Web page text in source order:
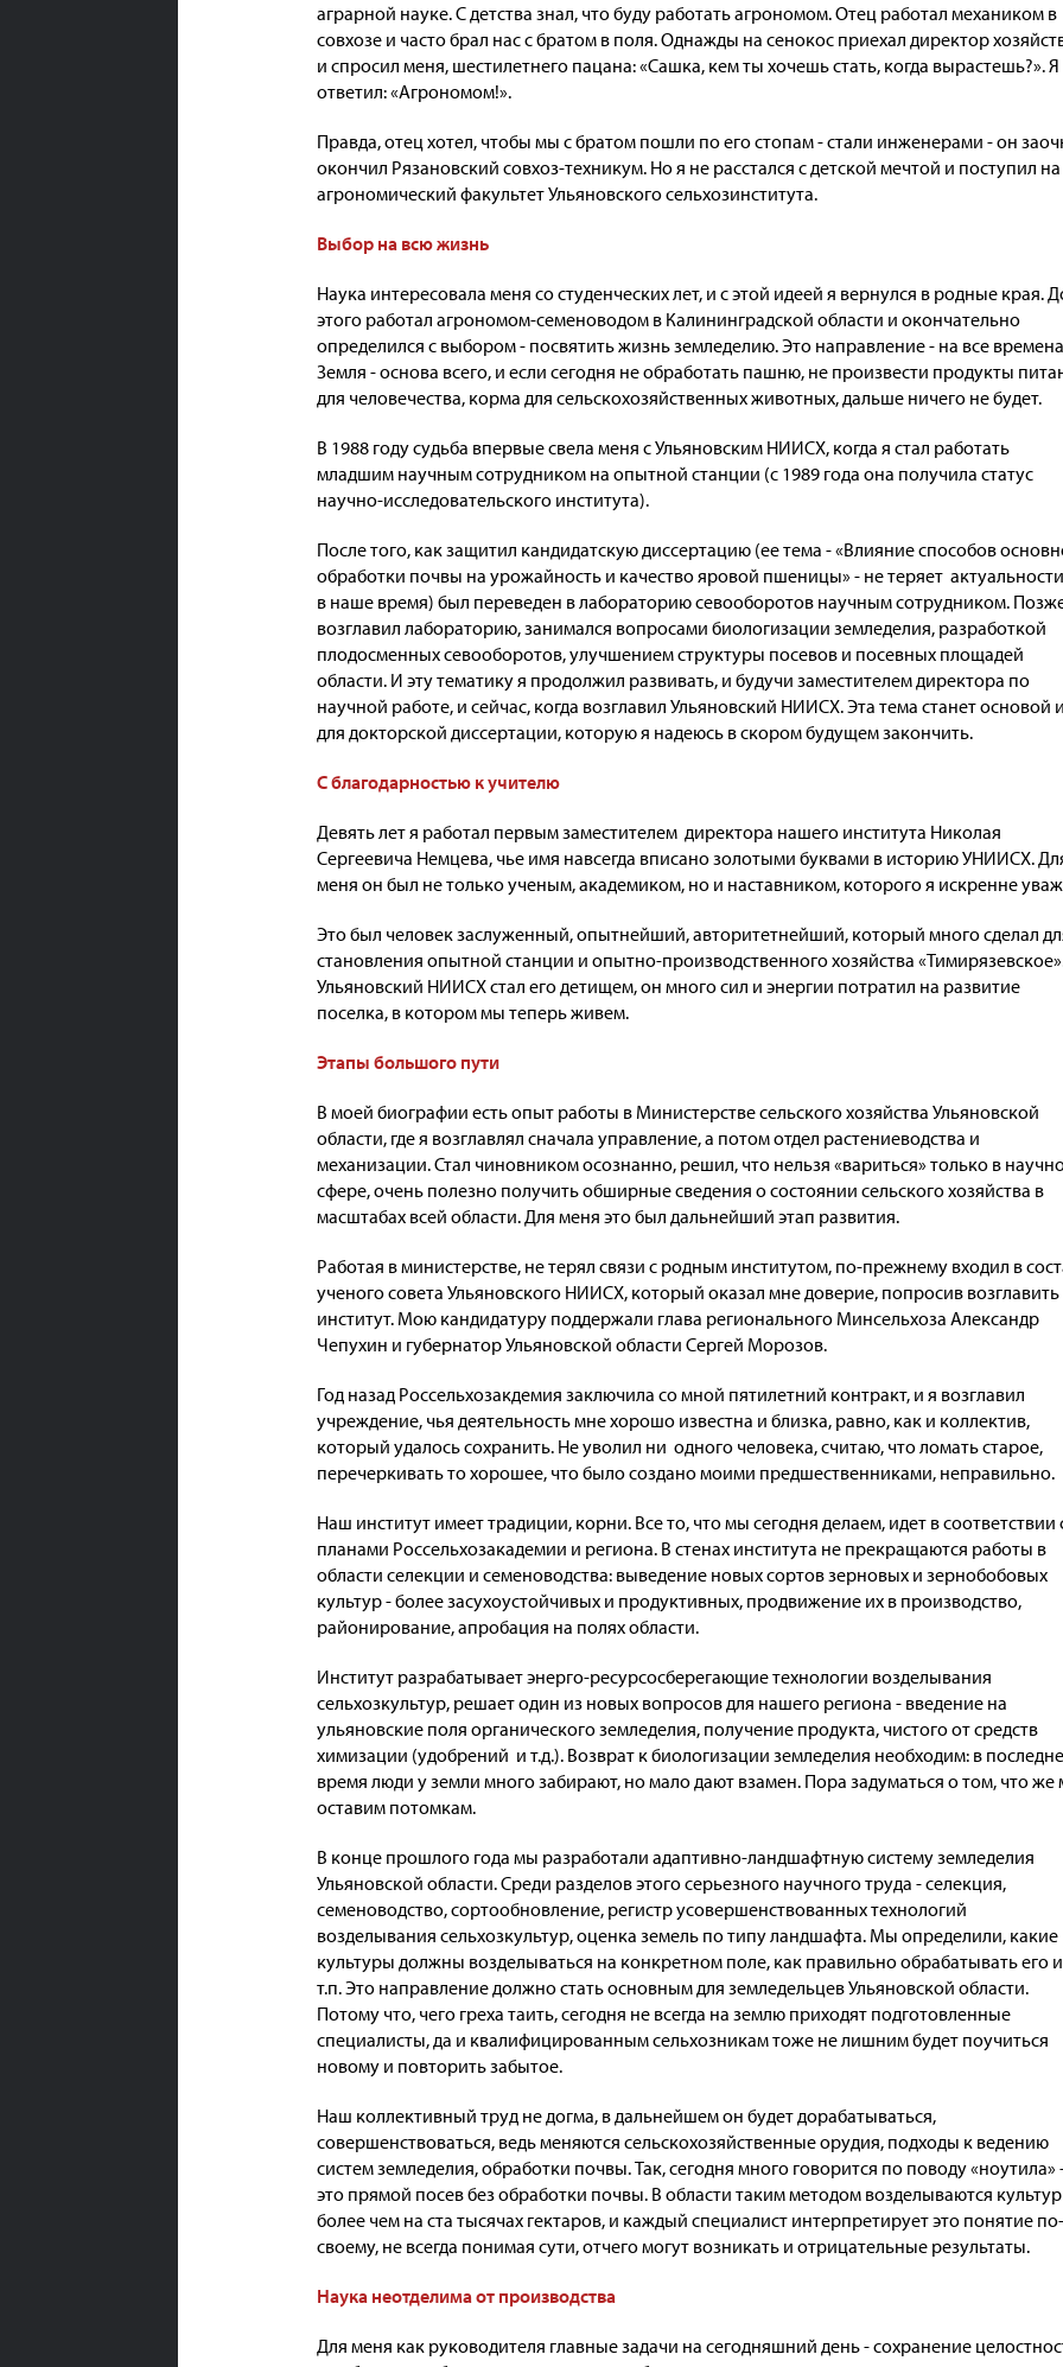
аграрной науке. С детства знал, что буду работать агрономом. Отец работал механиком в
совхозе и часто брал нас с братом в поля. Однажды на сенокос приехал директор
и спросил меня, шестилетнего пацана: «Сашка, кем ты хочешь стать, когда вырастешь?». Я
ответил: «Агрономом!».
Правда, отец хотел, чтобы мы с братом пошли по его стопам - стали инженерами - он
окончил Рязановский совхоз-техникум. Но я не расстался с детской мечтой и поступил на
агрономический факультет Ульяновского сельхозинститута.
Выбор на всю жизнь
Наука интересовала меня со студенческих лет, и с этой идеей я вернулся в родные края.
этого работал агрономом-семеноводом в Калининградской области и окончательно
определился с выбором - посвятить жизнь земледелию. Это направление - на все
Земля - основа всего, и если сегодня не обработать пашню, не произвести продукты
для человечества, корма для сельскохозяйственных животных, дальше ничего не будет.
В 1988 году судьба впервые свела меня с Ульяновским НИИСХ, когда я стал работать
младшим научным сотрудником на опытной станции (с 1989 года она получила статус
научно-исследовательского института).
После того, как защитил кандидатскую диссертацию (ее тема - «Влияние способов
обработки почвы на урожайность и качество яровой пшеницы» - не теряет
в наше время) был переведен в лабораторию севооборотов научным сотрудником.
возглавил лабораторию, занимался вопросами биологизации земледелия, разработкой
плодосменных севооборотов, улучшением структуры посевов и посевных площадей
области. И эту тематику я продолжил развивать, и будучи заместителем директора по
научной работе, и сейчас, когда возглавил Ульяновский НИИСХ. Эта тема станет основой
для докторской диссертации, которую я надеюсь в скором будущем закончить.
С благодарностью к учителю
Девять лет я работал первым заместителем директора нашего института Николая
Сергеевича Немцева, чье имя навсегда вписано золотыми буквами в историю УНИИСХ.
меня он был не только ученым, академиком, но и наставником, которого я искренне
Это был человек заслуженный, опытнейший, авторитетнейший, который много сделал
становления опытной станции и опытно-производственного хозяйства
Ульяновский НИИСХ стал его детищем, он много сил и энергии потратил на развитие
поселка, в котором мы теперь живем.
Этапы большого пути
В моей биографии есть опыт работы в Министерстве сельского хозяйства Ульяновской
области, где я возглавлял сначала управление, а потом отдел растениеводства и
механизации. Стал чиновником осознанно, решил, что нельзя «вариться» только в
сфере, очень полезно получить обширные сведения о состоянии сельского хозяйства в
масштабах всей области. Для меня это был дальнейший этап развития.
Работая в министерстве, не терял связи с родным институтом, по-прежнему входил в
ученого совета Ульяновского НИИСХ, который оказал мне доверие, попросив возглавить
институт. Мою кандидатуру поддержали глава регионального Минсельхоза Александр
Чепухин и губернатор Ульяновской области Сергей Морозов.
Год назад Россельхозакдемия заключила со мной пятилетний контракт, и я возглавил
учреждение, чья деятельность мне хорошо известна и близка, равно, как и коллектив,
который удалось сохранить. Не уволил ни одного человека, считаю, что ломать старое,
перечеркивать то хорошее, что было создано моими предшественниками, неправильно.
Наш институт имеет традиции, корни. Все то, что мы сегодня делаем, идет в соответствии
планами Россельхозакадемии и региона. В стенах института не прекращаются работы в
области селекции и семеноводства: выведение новых сортов зерновых и зернобобовых
культур - более засухоустойчивых и продуктивных, продвижение их в производство,
районирование, апробация на полях области.
Институт разрабатывает энерго-ресурсосберегающие технологии возделывания
сельхозкультур, решает один из новых вопросов для нашего региона - введение на
ульяновские поля органического земледелия, получение продукта, чистого от средств
химизации (удобрений и т.д.). Возврат к биологизации земледелия необходим: в
время люди у земли много забирают, но мало дают взамен. Пора задуматься о том, что же
оставим потомкам.
В конце прошлого года мы разработали адаптивно-ландшафтную систему земледелия
Ульяновской области. Среди разделов этого серьезного научного труда - селекция,
семеноводство, сортообновление, регистр усовершенствованных технологий
возделывания сельхозкультур, оценка земель по типу ландшафта. Мы определили, какие
культуры должны возделываться на конкретном поле, как правильно обрабатывать его и
т.п. Это направление должно стать основным для земледельцев Ульяновской области.
Потому что, чего греха таить, сегодня не всегда на землю приходят подготовленные
специалисты, да и квалифицированным сельхозникам тоже не лишним будет поучиться
новому и повторить забытое.
Наш коллективный труд не догма, в дальнейшем он будет дорабатываться,
совершенствоваться, ведь меняются сельскохозяйственные орудия, подходы к ведению
систем земледелия, обработки почвы. Так, сегодня много говорится по поводу «ноутила»
это прямой посев без обработки почвы. В области таким методом возделываются
более чем на ста тысячах гектаров, и каждый специалист интерпретирует это понятие по-
своему, не всегда понимая сути, отчего могут возникать и отрицательные результаты.
Наука неотделима от производства
Для меня как руководителя главные задачи на сегодняшний день - сохранение